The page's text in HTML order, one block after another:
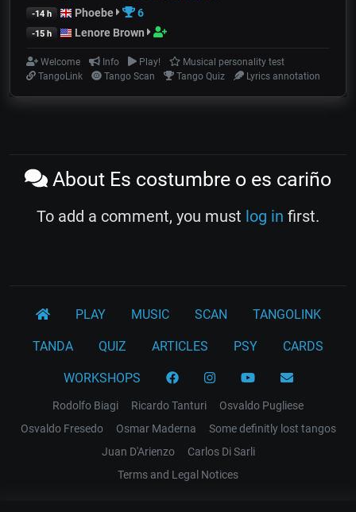
-14 h Phoebe 6
-15 h Lenore Brown
Welcome Info Play!
Musical personality test
TangoLink
Tango Scan Tango Quiz Lyrics annotation
About Es costumbre o es cariño
To add a comment, you must log in first.
PLAY MUSIC SCAN TANGOLINK
TANDA QUIZ ARTICLES PSY CARDS
WORKSHOPS
Rodolfo Biagi Ricardo Tanturi
Osvaldo Pugliese
Osvaldo Fresedo
Osmar Maderna
Some definitly lost tangos
Juan D'Arienzo
Carlos Di Sarli
Terms and Legal Notices